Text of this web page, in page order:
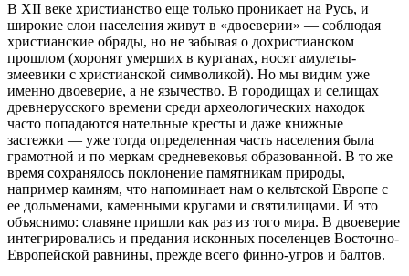
В XII веке христианство еще только проникает на Русь, и
широкие слои населения живут в «двоеверии» — соблюдая
христианские обряды, но не забывая о дохристианском
прошлом (хоронят умерших в курганах, носят амулеты-
змеевики с христианской символикой). Но мы видим уже
именно двоеверие, а не язычество. В городищах и селищах
древнерусского времени среди археологических находок
часто попадаются нательные кресты и даже книжные
застежки — уже тогда определенная часть населения была
грамотной и по меркам средневековья образованной. В то же
время сохранялось поклонение памятникам природы,
например камням, что напоминает нам о кельтской Европе с
ее дольменами, каменными кругами и святилищами. И это
объяснимо: славяне пришли как раз из того мира. В двоеверие
интегрировались и предания исконных поселенцев Восточно-
Европейской равнины, прежде всего финно-угров и балтов.